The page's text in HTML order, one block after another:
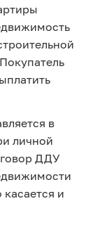
в
личной
ДДУ
и